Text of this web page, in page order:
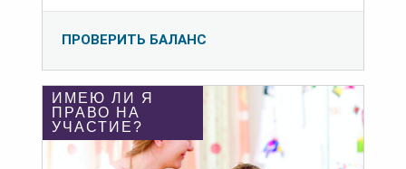
ПРОВЕРИТЬ БАЛАНС
ИМЕЮ ЛИ Я
ПРАВО НА
УЧАСТИЕ?